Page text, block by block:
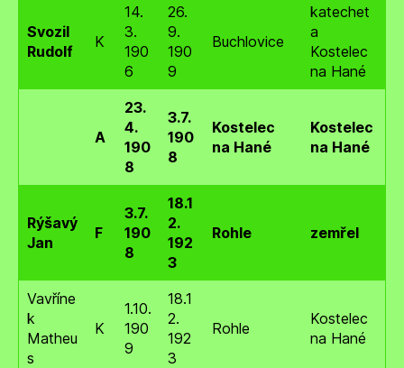
Svozil
Rudolf
K
14.
3.
190
6
26.
9.
190
9
Buchlovice
katechet
a
Kostelec
na Hané
A
23.
4.
190
8
3.7.
190
8
Kostelec
na Hané
Kostelec
na Hané
Rýšavý
Jan
F
3.7.
190
8
18.1
2.
192
3
Rohle zemřel
Vavříne
k
Matheu
s
K
1.10.
190
9
18.1
2.
192
3
Rohle
Kostelec
na Hané